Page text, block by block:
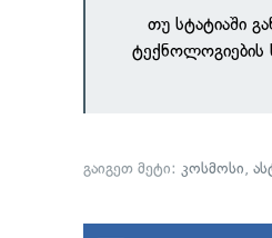
თუ სტატიაში
ტექნოლოგიების
გაიგეთ მეტი:კოსმოსი,